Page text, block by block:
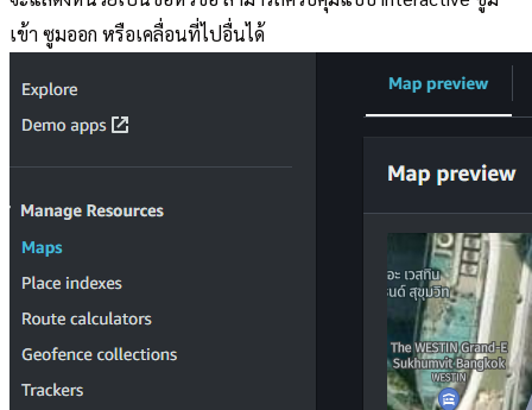
เข้า ซูมออก หรือเคลื่อนที่ไปอื่นได้